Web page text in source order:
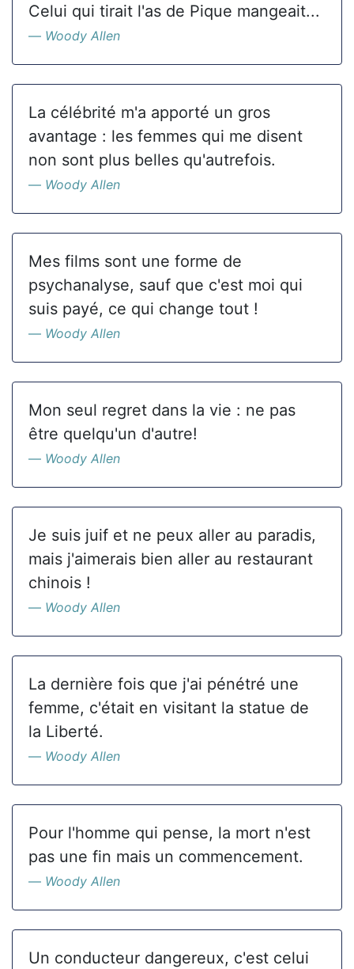
Celui qui tirait l'as de Pique mangeait...
Woody Allen
La célébrité m'a apporté un gros
avantage : les femmes qui me disent
non sont plus belles qu'autrefois.
Woody Allen
Mes films sont une forme de
psychanalyse, sauf que c'est moi qui
suis payé, ce qui change tout !
Woody Allen
Mon seul regret dans la vie : ne pas
être quelqu'un d'autre!
Woody Allen
Je suis juif et ne peux aller au paradis,
mais j'aimerais bien aller au restaurant
chinois !
Woody Allen
La dernière fois que j'ai pénétré une
femme, c'était en visitant la statue de
la Liberté.
Woody Allen
Pour l'homme qui pense, la mort n'est
pas une fin mais un commencement.
Woody Allen
Un conducteur dangereux, c'est celui